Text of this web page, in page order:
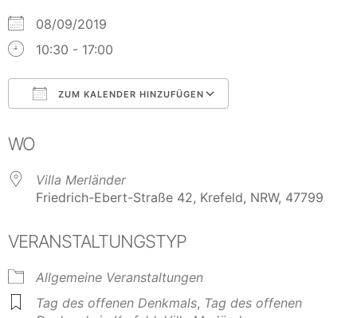
08/09/2019
10:30 - 17:00
ZUM KALENDER HINZUFÜGEN
WO
Villa Merländer
Friedrich-Ebert-Straße 42, Krefeld, NRW, 47799
VERANSTALTUNGSTYP
Allgemeine Veranstaltungen
Tag des offenen Denkmals, Tag des offenen